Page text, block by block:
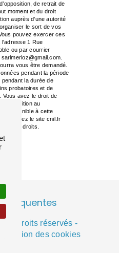
de retrait de
moment et du droit
auprès d’une autorité
le sort de vos
pouvez exercer ces
l'adresse 1 Rue
ou par courrier
vous être demandé.
pendant la période
la durée de
probatoires et de
Vous avez le droit de
d'opposition au
disponible à cette
. Consultez le site cnil.fr
sur vos droits.
fréquentes
droits réservés -
Gestion des cookies